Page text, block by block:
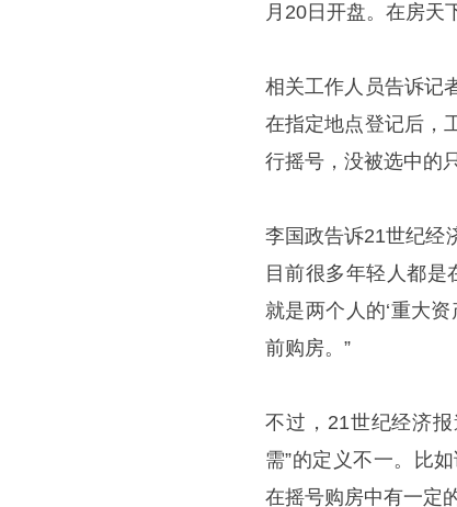
月20日开盘。在房天
相关工作人员告诉记
在指定地点登记后，
行摇号，没被选中的
李国政告诉21世纪经
目前很多年轻人都是
就是两个人的‘重大
前购房。”
不过，21世纪经济
需”的定义不一。比
在摇号购房中有一定